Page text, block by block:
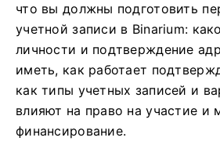
что вы должны подготовить
учетной записи в Binarium:
личности и подтверждение
иметь, как работает
как типы учетных записей и
влияют на право на участие и
финансирование.